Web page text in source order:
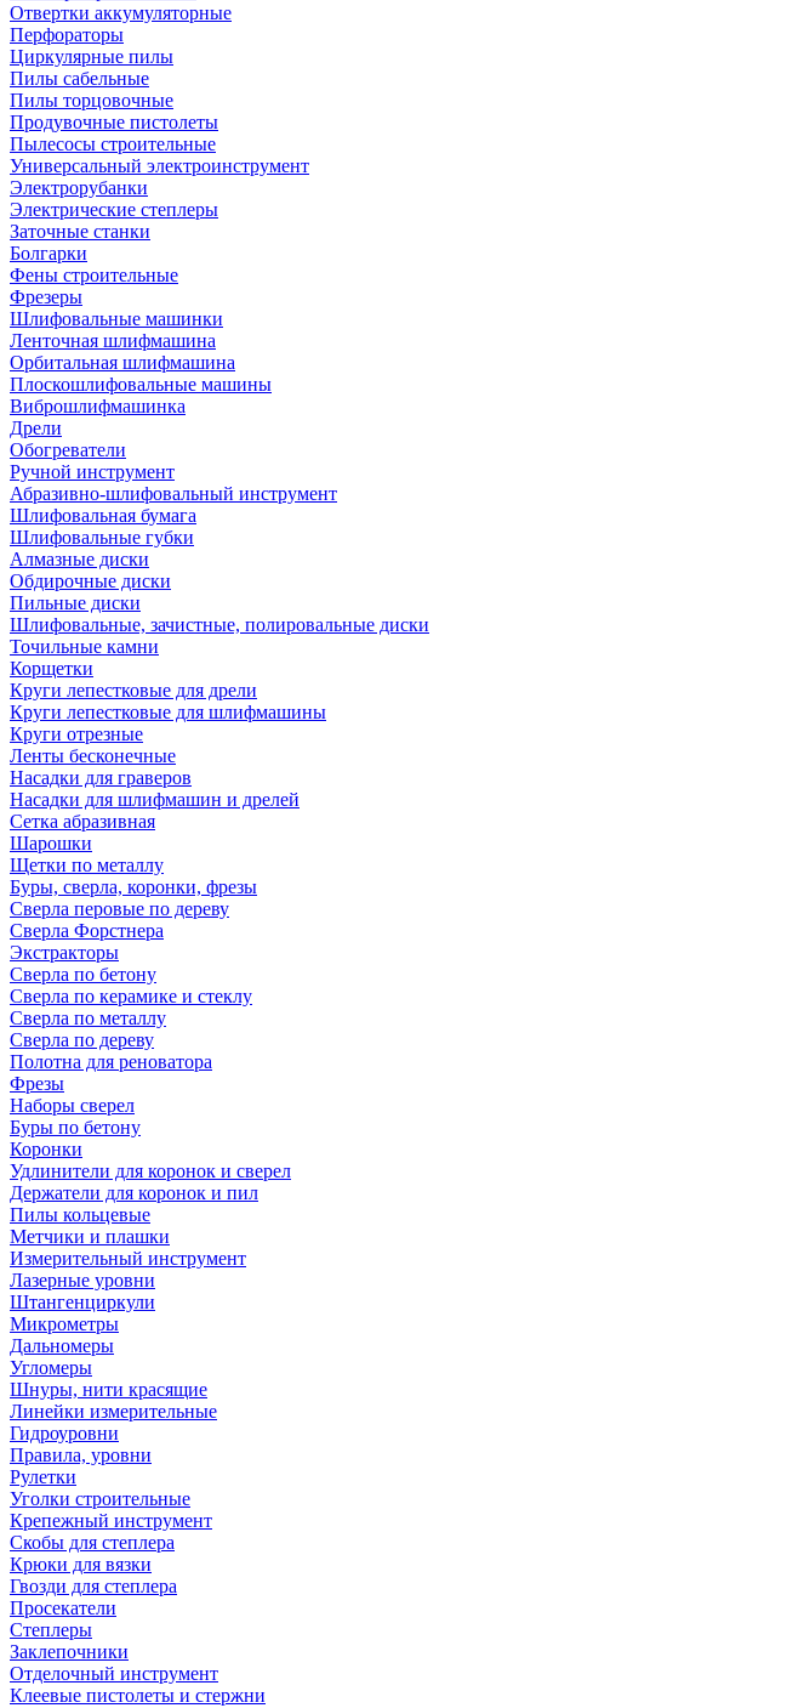
Отвертки аккумуляторные
Перфораторы
Циркулярные пилы
Пилы сабельные
Пилы торцовочные
Продувочные пистолеты
Пылесосы строительные
Универсальный электроинструмент
Электрорубанки
Электрические степлеры
Заточные станки
Болгарки
Фены строительные
Фрезеры
Шлифовальные машинки
Ленточная шлифмашина
Орбитальная шлифмашина
Плоскошлифовальные машины
Виброшлифмашинка
Дрели
Обогреватели
Ручной инструмент
Абразивно-шлифовальный инструмент
Шлифовальная бумага
Шлифовальные губки
Алмазные диски
Обдирочные диски
Пильные диски
Шлифовальные, зачистные, полировальные диски
Точильные камни
Корщетки
Круги лепестковые для дрели
Круги лепестковые для шлифмашины
Круги отрезные
Ленты бесконечные
Насадки для граверов
Насадки для шлифмашин и дрелей
Сетка абразивная
Шарошки
Щетки по металлу
Буры, сверла, коронки, фрезы
Сверла перовые по дереву
Сверла Форстнера
Экстракторы
Сверла по бетону
Сверла по керамике и стеклу
Сверла по металлу
Сверла по дереву
Полотна для реноватора
Фрезы
Наборы сверел
Буры по бетону
Коронки
Удлинители для коронок и сверел
Держатели для коронок и пил
Пилы кольцевые
Метчики и плашки
Измерительный инструмент
Лазерные уровни
Штангенциркули
Микрометры
Дальномеры
Угломеры
Шнуры, нити красящие
Линейки измерительные
Гидроуровни
Правила, уровни
Рулетки
Уголки строительные
Крепежный инструмент
Скобы для степлера
Крюки для вязки
Гвозди для степлера
Просекатели
Степлеры
Заклепочники
Отделочный инструмент
Клеевые пистолеты и стержни